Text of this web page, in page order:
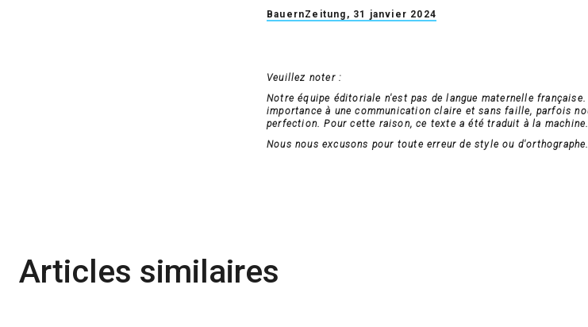
BauernZeitung, 31 janvier 2024
Veuillez noter :
Notre équipe éditoriale n'est pas de langue maternelle
importance à une communication claire et sans faille, parfois
perfection. Pour cette raison, ce texte a été traduit à la machine.
Nous nous excusons pour toute erreur de style ou d'orthographe.
Articles similaires